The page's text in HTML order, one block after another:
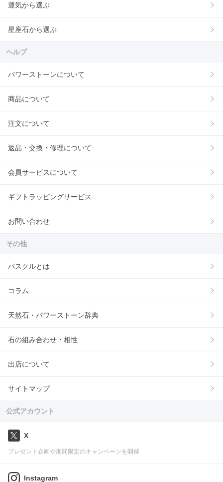
運気から選ぶ
星座石から選ぶ
ヘルプ
パワーストーンについて
商品について
注文について
返品・交換・修理について
会員サービスについて
ギフトラッピングサービス
お問い合わせ
その他
パスクルとは
コラム
天然石・パワーストーン辞典
石の組み合わせ・相性
出店について
サイトマップ
公式アカウント
X
プレゼント企画や期間限定のキャンペーンを開催
Instagram